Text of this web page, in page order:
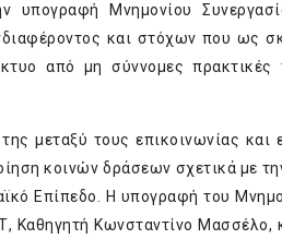
υπογραφή Μνημονίου
και στόχων που ως
από μη σύννομες
μεταξύ τους επικοινωνίας
κοινών δράσεων σχετικά με
Επίπεδο. Η υπογραφή του
Κωνσταντίνο Μασσέλο,